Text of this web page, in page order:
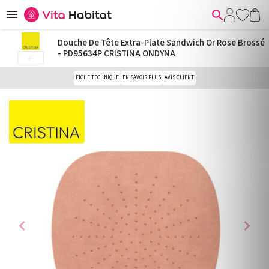
 
chevron_left chevron_right
Douche De Tête Extra-Plate Sandwich Or Rose Brossé
- PD95634P CRISTINA ONDYNA
FICHE TECHNIQUE EN SAVOIR PLUS AVIS CLIENT